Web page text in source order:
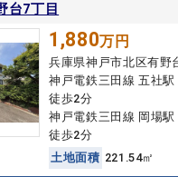
台7丁目
1,880万円
兵庫県神戸市北区有野
神戸電鉄三田線 五社
徒歩2分
神戸電鉄三田線 岡場
徒歩2分
土地面積 221.54㎡